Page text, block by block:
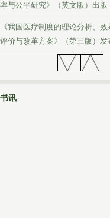
率与公平研究》（英文版）出版
《我国医疗制度的理论分析、效
评价与改革方案》（第三版）发
《中评周刊》第114期
书讯